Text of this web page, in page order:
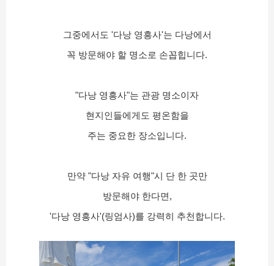
그중에서도 '다낭 영흥사'는 다낭에서
꼭 방문해야 할 명소로 손꼽힙니다.
"다낭 영흥사"는 관광 명소이자
현지인들에게도 평온함을
주는 중요한 장소입니다.
만약 "다낭 자유 여행"시 단 한 곳만
방문해야 한다면,
'다낭 영흥사'(링엄사)를 강력히 추천합니다.